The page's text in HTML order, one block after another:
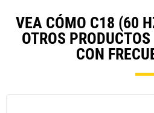
VEA CÓMO C18 (60
OTROS
CON